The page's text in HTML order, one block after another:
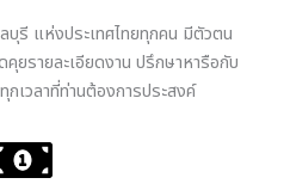
รี แห่งประเทศไทยทุกคน มีตัวตน
ยรายละเอียดงาน ปรึกษาหารือกับ
เวลาที่ท่านต้องการประสงค์